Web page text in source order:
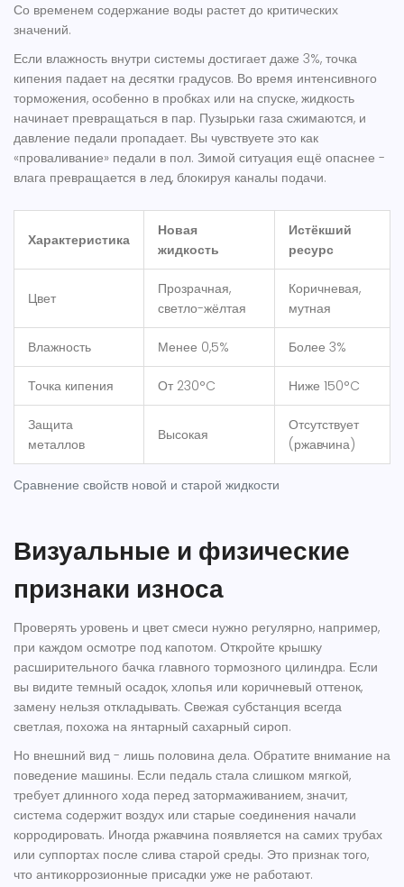
Со временем содержание воды растет до критических
значений.
Если влажность внутри системы достигает даже 3%, точка
кипения падает на десятки градусов. Во время интенсивного
торможения, особенно в пробках или на спуске, жидкость
начинает превращаться в пар. Пузырьки газа сжимаются, и
давление педали пропадает. Вы чувствуете это как
«проваливание» педали в пол. Зимой ситуация ещё опаснее -
влага превращается в лед, блокируя каналы подачи.
Сравнение свойств новой и старой жидкости
Характеристика
Новая
жидкость
Истёкший
ресурс
Цвет
Прозрачная,
светло-жёлтая
Коричневая,
мутная
Влажность Менее 0,5% Более 3%
Точка кипения От 230°C Ниже 150°C
Защита
металлов
Высокая
Отсутствует
(ржавчина)
Визуальные и физические
признаки износа
Проверять уровень и цвет смеси нужно регулярно, например,
при каждом осмотре под капотом. Откройте крышку
расширительного бачка главного тормозного цилиндра. Если
вы видите темный осадок, хлопья или коричневый оттенок,
замену нельзя откладывать. Свежая субстанция всегда
светлая, похожа на янтарный сахарный сироп.
Но внешний вид - лишь половина дела. Обратите внимание на
поведение машины. Если педаль стала слишком мягкой,
требует длинного хода перед затормаживанием, значит,
система содержит воздух или старые соединения начали
корродировать. Иногда ржавчина появляется на самих трубах
или суппортах после слива старой среды. Это признак того,
что антикоррозионные присадки уже не работают.